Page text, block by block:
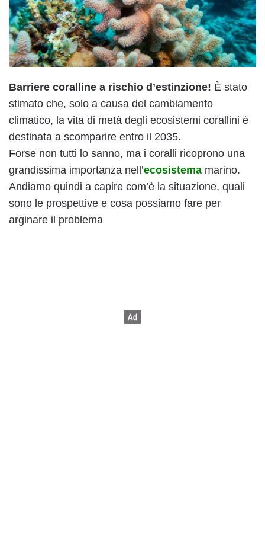
Barriere coralline a rischio d’estinzione! È stato
stimato che, solo a causa del cambiamento
climatico, la vita di metà degli ecosistemi corallini è
destinata a scomparire entro il 2035.
Forse non tutti lo sanno, ma i coralli ricoprono una
grandissima importanza nell’ecosistema marino.
Andiamo quindi a capire com’è la situazione, quali
sono le prospettive e cosa possiamo fare per
arginare il problema